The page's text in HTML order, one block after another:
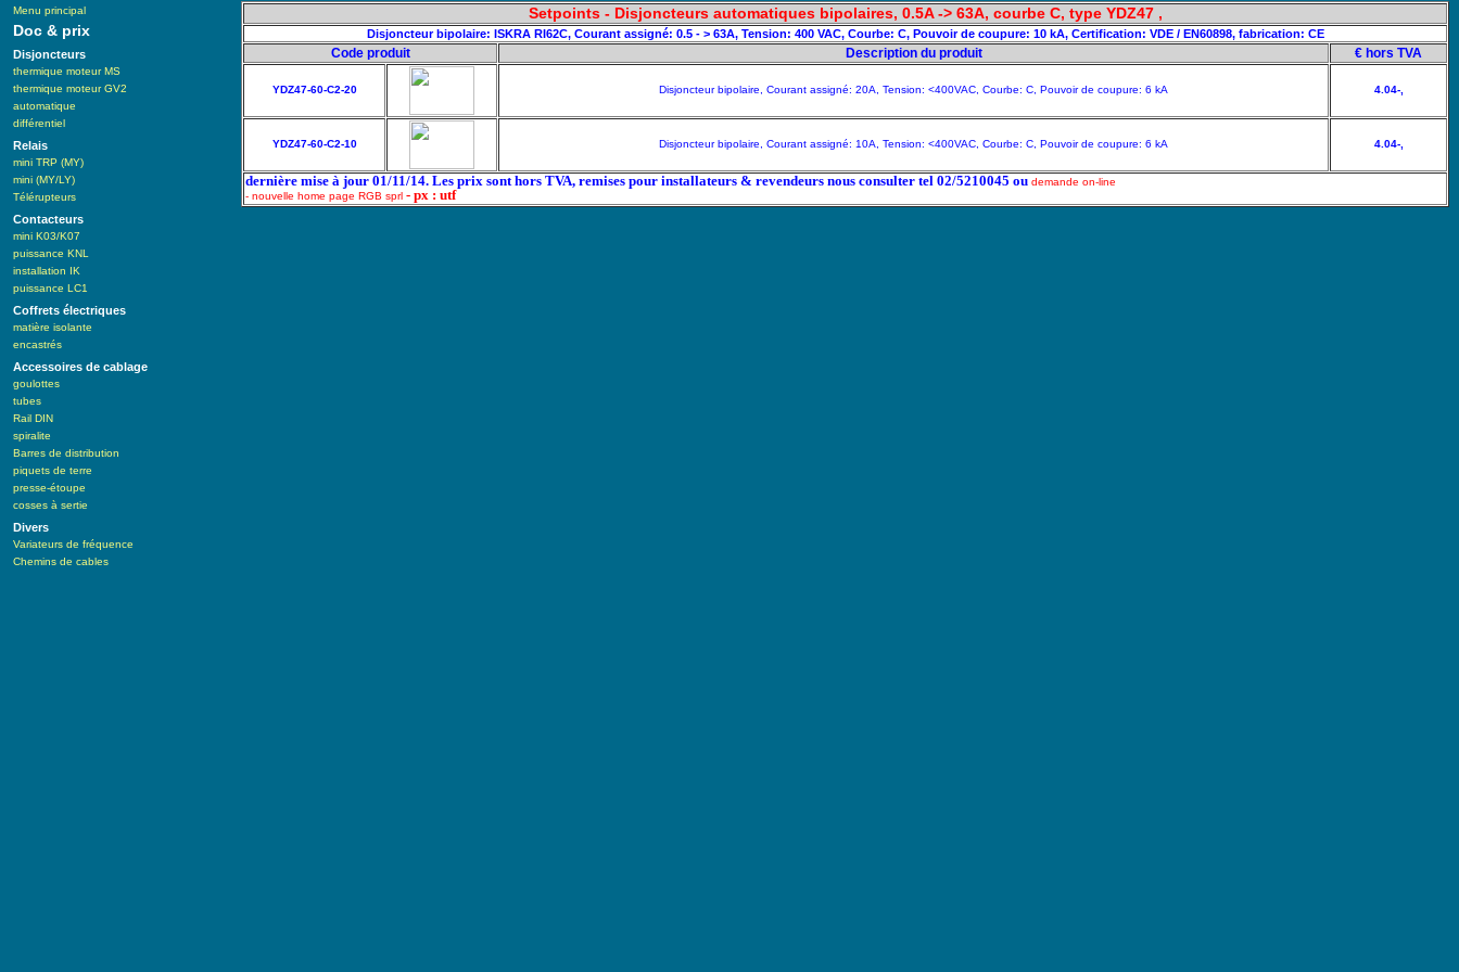
Menu principal
Doc & prix
Disjoncteurs
thermique moteur MS
thermique moteur GV2
automatique
différentiel
Relais
mini TRP (MY)
mini (MY/LY)
Télérupteurs
Contacteurs
mini K03/K07
puissance KNL
installation IK
puissance LC1
Coffrets électriques
matière isolante
encastrés
Accessoires de cablage
goulottes
tubes
Rail DIN
spiralite
Barres de distribution
piquets de terre
presse-étoupe
cosses à sertie
Divers
Variateurs de fréquence
Chemins de cables
Setpoints - Disjoncteurs automatiques bipolaires, 0.5A -> 63A, courbe C, type YDZ47 ,
Disjoncteur bipolaire: ISKRA RI62C, Courant assigné: 0.5 - > 63A, Tension: 400 VAC, Courbe: C, Pouvoir de coupure: 10 kA, Certification: VDE / EN60898, fabrication: CE
Code produit Description du produit € hors TVA
YDZ47-60-C2-20 Disjoncteur bipolaire, Courant assigné: 20A, Tension: <400VAC, Courbe: C, Pouvoir de coupure: 6 kA 4.04-,
YDZ47-60-C2-10 Disjoncteur bipolaire, Courant assigné: 10A, Tension: <400VAC, Courbe: C, Pouvoir de coupure: 6 kA 4.04-,
dernière mise à jour 01/11/14. Les prix sont hors TVA, remises pour installateurs & revendeurs nous consulter tel 02/5210045 ou demande on-line
- nouvelle home page RGB sprl - px : utf